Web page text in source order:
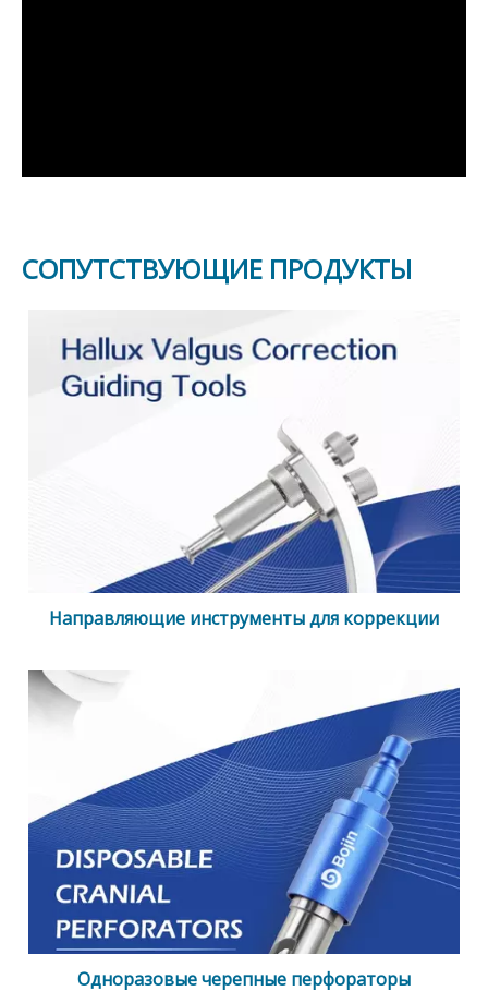
СОПУТСТВУЮЩИЕ ПРОДУКТЫ
Направляющие инструменты для коррекции
Одноразовые черепные перфораторы